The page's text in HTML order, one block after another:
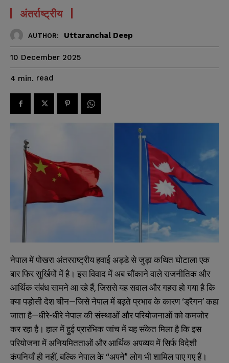
अंतर्राष्ट्रीय
AUTHOR: Uttaranchal Deep
10 December 2025
4 min. read
नेपाल में पोखरा अंतरराष्ट्रीय हवाई अड्डे से जुड़ा कथित घोटाला एक
बार फिर सुर्खियों में है। इस विवाद में अब चौंकाने वाले राजनीतिक और
आर्थिक संबंध सामने आ रहे हैं, जिससे यह सवाल और गहरा हो गया है कि
क्या पड़ोसी देश चीन—जिसे नेपाल में बढ़ते प्रभाव के कारण ‘ड्रैगन’ कहा
जाता है—धीरे-धीरे नेपाल की संस्थाओं और परियोजनाओं को कमजोर
कर रहा है। हाल में हुई प्रारंभिक जांच में यह संकेत मिला है कि इस
परियोजना में अनियमितताओं और आर्थिक अपव्यय में सिर्फ विदेशी
कंपनियाँ ही नहीं, बल्कि नेपाल के “अपने” लोग भी शामिल पाए गए हैं।